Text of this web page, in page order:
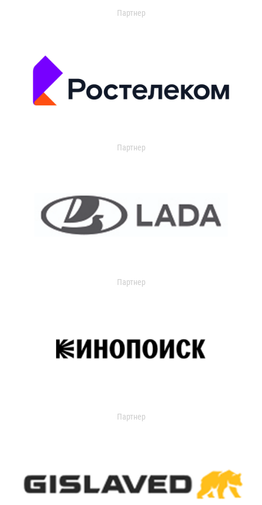
Партнер
Партнер
Партнер
Партнер